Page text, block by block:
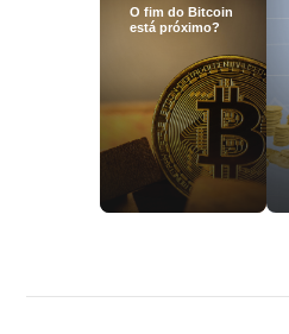
O fim do Bitcoin
está próximo?